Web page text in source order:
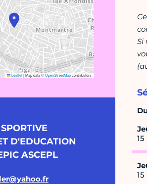
Leaflet|Map data ©OpenStreetMapcontributors
D'EDUCATION
ASCEPL
Si
15
15